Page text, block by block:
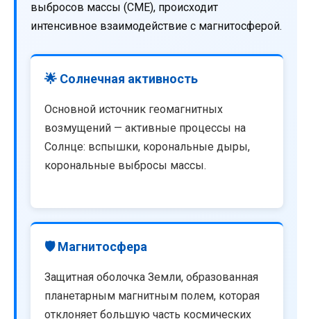
выбросов массы (CME), происходит
интенсивное взаимодействие с магнитосферой.
🌟 Солнечная активность
Основной источник геомагнитных
возмущений — активные процессы на
Солнце: вспышки, корональные дыры,
корональные выбросы массы.
🛡️ Магнитосфера
Защитная оболочка Земли, образованная
планетарным магнитным полем, которая
отклоняет большую часть космических